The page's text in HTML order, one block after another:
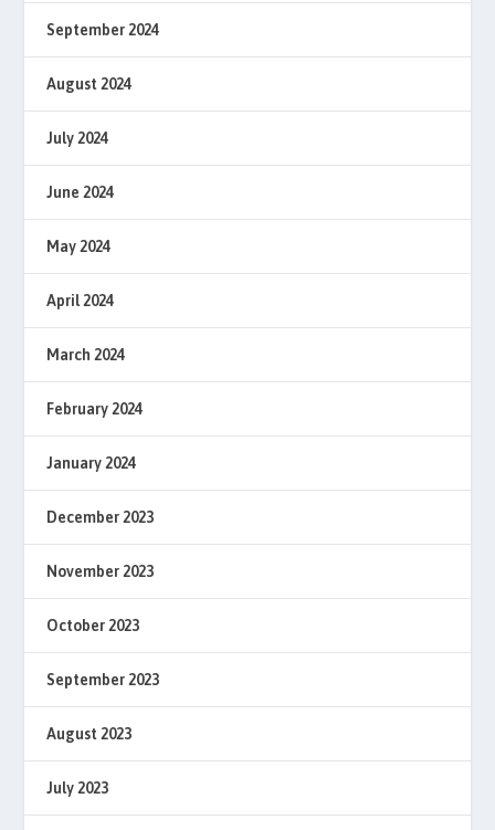
September 2024
August 2024
July 2024
June 2024
May 2024
April 2024
March 2024
February 2024
January 2024
December 2023
November 2023
October 2023
September 2023
August 2023
July 2023